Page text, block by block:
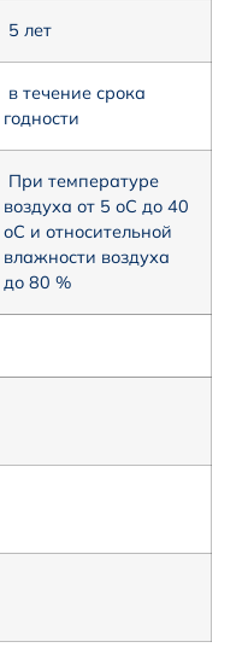
5 лет
в течение срока
годности
При температуре
воздуха от 5 оС до 40
оС и относительной
влажности воздуха
до 80 %